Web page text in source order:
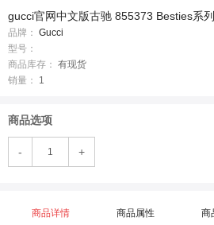
gucci官网中文版古驰 855373 Besties系
品牌： Gucci
型号：
商品库存： 有现货
销量：
1
商品选项
- +
商品详情 商品属性 商